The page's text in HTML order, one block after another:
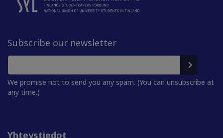
Subscribe our newsletter
We promise not to send you any spam. (You can unsubscribe at
any time.)
Yhteystiedot